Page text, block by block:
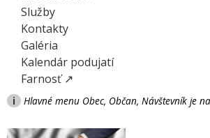
Služby
Kontakty
Galéria
Kalendár podujatí
Farnosť ↗
i Hlavné menu Obec, Občan, Návštevník je